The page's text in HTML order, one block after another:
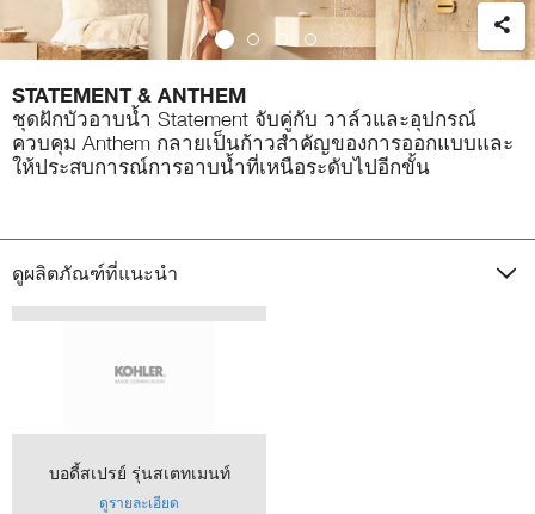
STATEMENT & ANTHEM
ชุดฝักบัวอาบน้ำ Statement จับคู่กับ วาล์วและอุปกรณ์
ควบคุม Anthem กลายเป็นก้าวสำคัญของการออกแบบและ
ให้ประสบการณ์การอาบน้ำที่เหนือระดับไปอีกขั้น
แช
ดูผลิตภัณฑ์ที่แนะนำ
บอดี้สเปรย์ รุ่นสเตทเมนท์
ดูรายละเอียด